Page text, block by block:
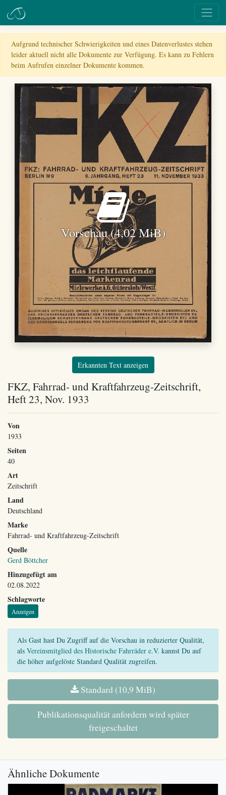
Aufgrund technischer Schwierigkeiten und eines Datenverlustes stehen
leider aktuell nicht alle Dokumente zur Verfügung. Es kann zu Fehlern
beim Aufrufen einzelner Dokumente kommen.
Vorschau (4,02 MiB)
Erkannten Text anzeigen
FKZ, Fahrrad- und Kraftfahrzeug-Zeitschrift,
Heft 23, Nov. 1933
Von
1933
Seiten
40
Art
Zeitschrift
Land
Deutschland
Marke
Fahrrad- und Kraftfahrzeug-Zeitschrift
Quelle
Gerd Böttcher
Hinzugefügt am
02.08.2022
Schlagworte
Anzeigen
Als Gast hast Du Zugriff auf die Vorschau in reduzierter Qualität,
als Vereinsmitglied des Historische Fahrräder e.V. kannst Du auf
die höher aufgelöste Standard Qualität zugreifen.
Standard (10,9 MiB)
Publikationsqualität anfordern wird später
freigeschaltet
Ähnliche Dokumente